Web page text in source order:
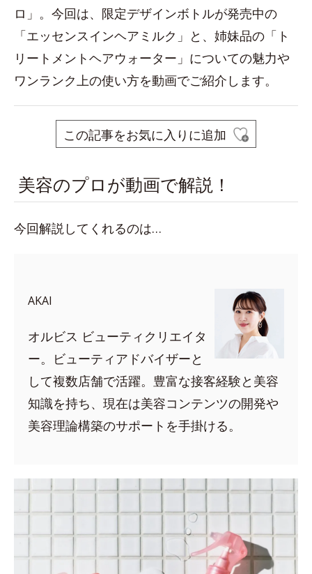
ロ」。今回は、限定デザインボトルが発売中の
「エッセンスインヘアミルク」と、姉妹品の「ト
リートメントヘアウォーター」についての魅力や
ワンランク上の使い方を動画でご紹介します。
この記事をお気に入りに追加
美容のプロが動画で解説！
今回解説してくれるのは…
AKAI
オルビス ビューティクリエイタ
ー。ビューティアドバイザーと
して複数店舗で活躍。豊富な接客経験と美容
知識を持ち、現在は美容コンテンツの開発や
美容理論構築のサポートを手掛ける。